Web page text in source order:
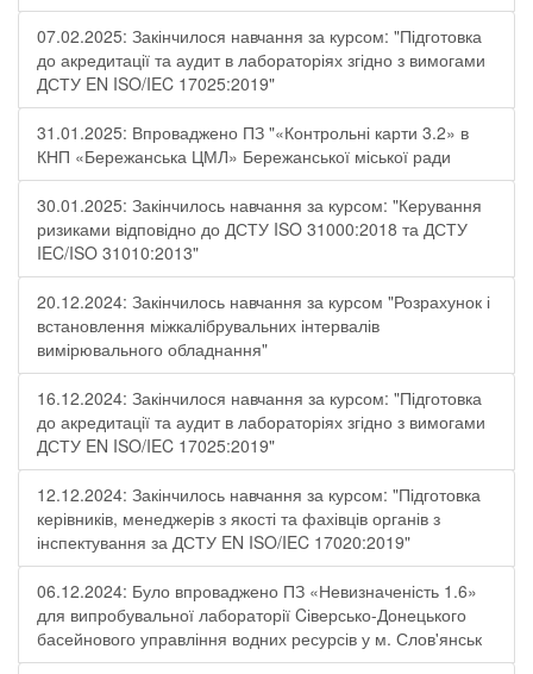
07.02.2025: Закінчилося навчання за курсом: "Підготовка
до акредитації та аудит в лабораторіях згідно з вимогами
ДСТУ EN ISO/IEC 17025:2019"
31.01.2025: Впроваджено ПЗ "«Контрольні карти 3.2» в
КНП «Бережанська ЦМЛ» Бережанської міської ради
30.01.2025: Закінчилось навчання за курсом: "Керування
ризиками відповідно до ДСТУ ISO 31000:2018 та ДСТУ
IEC/ISO 31010:2013"
20.12.2024: Закінчилось навчання за курсом "Розрахунок і
встановлення міжкалібрувальних інтервалів
вимірювального обладнання"
16.12.2024: Закінчилося навчання за курсом: "Підготовка
до акредитації та аудит в лабораторіях згідно з вимогами
ДСТУ EN ISO/IEC 17025:2019"
12.12.2024: Закінчилось навчання за курсом: "Підготовка
керівників, менеджерів з якості та фахівців органів з
інспектування за ДСТУ EN ISO/IEC 17020:2019"
06.12.2024: Було впроваджено ПЗ «Невизначеність 1.6»
для випробувальної лабораторії Cіверсько-Донецького
басейнового управління водних ресурсів у м. Слов'янськ